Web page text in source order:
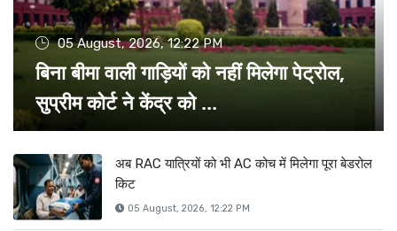
05 August, 2026, 12:22 PM
बिना बीमा वाली गाड़ियों को नहीं मिलेगा पेट्रोल,
सुप्रीम कोर्ट ने केंद्र को ...
अब RAC यात्रियों को भी AC कोच में मिलेगा पूरा बेडरोल
किट
05 August, 2026, 12:22 PM